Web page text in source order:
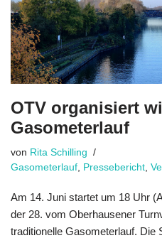
OTV organisiert
Gasometerlauf
von Rita Schilling
Gasometerlauf
Pressebericht
Am 14. Juni startet um 18 Uhr
der 28. vom Ober­hausener
traditionelle Gasometerlauf. Die